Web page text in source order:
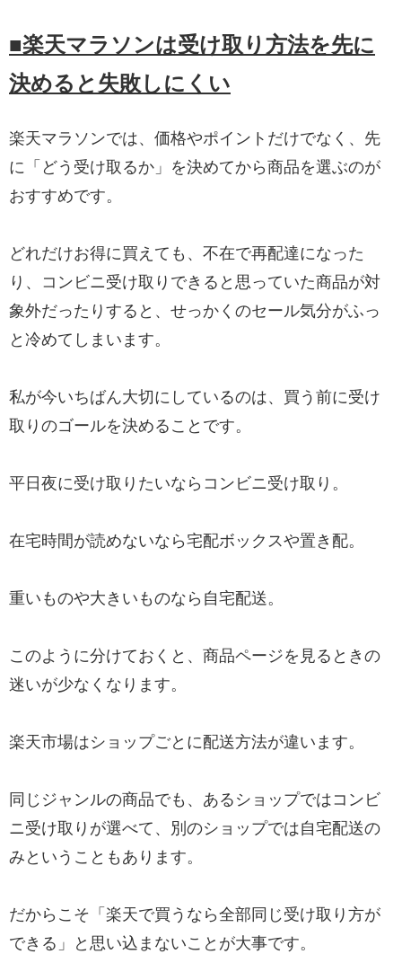
■楽天マラソンは受け取り方法を先に
決めると失敗しにくい
楽天マラソンでは、価格やポイントだけでなく、先
に「どう受け取るか」を決めてから商品を選ぶのが
おすすめです。
どれだけお得に買えても、不在で再配達になった
り、コンビニ受け取りできると思っていた商品が対
象外だったりすると、せっかくのセール気分がふっ
と冷めてしまいます。
私が今いちばん大切にしているのは、買う前に受け
取りのゴールを決めることです。
平日夜に受け取りたいならコンビニ受け取り。
在宅時間が読めないなら宅配ボックスや置き配。
重いものや大きいものなら自宅配送。
このように分けておくと、商品ページを見るときの
迷いが少なくなります。
楽天市場はショップごとに配送方法が違います。
同じジャンルの商品でも、あるショップではコンビ
ニ受け取りが選べて、別のショップでは自宅配送の
みということもあります。
だからこそ「楽天で買うなら全部同じ受け取り方が
できる」と思い込まないことが大事です。